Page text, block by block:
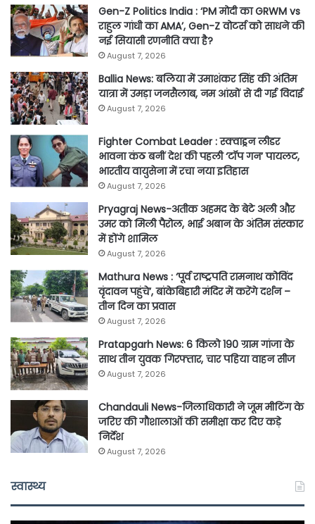
Gen-Z Politics India : ‘PM मोदी का GRWM vs
राहुल गांधी का AMA’, Gen-Z वोटर्स को साधने की
नई सियासी रणनीति क्या है?
August 7, 2026
Ballia News: बलिया में उमाशंकर सिंह की अंतिम
यात्रा में उमड़ा जनसैलाब, नम आंखों से दी गई विदाई
August 7, 2026
Fighter Combat Leader : स्क्वाड्रन लीडर
भावना कंठ बनीं देश की पहली ‘टॉप गन’ पायलट,
भारतीय वायुसेना में रचा नया इतिहास
August 7, 2026
Pryagraj News-अतीक अहमद के बेटे अली और
उमर को मिली पैरोल, भाई अबान के अंतिम संस्कार
में होंगे शामिल
August 7, 2026
Mathura News : ‘पूर्व राष्ट्रपति रामनाथ कोविंद
वृंदावन पहुंचे’, बांकेबिहारी मंदिर में करेंगे दर्शन –
तीन दिन का प्रवास
August 7, 2026
Pratapgarh News: 6 किलो 190 ग्राम गांजा के
साथ तीन युवक गिरफ्तार, चार पहिया वाहन सीज
August 7, 2026
Chandauli News-जिलाधिकारी ने जूम मीटिंग के
जरिए की गौशालाओं की समीक्षा कर दिए कड़े
निर्देश
August 7, 2026
स्वास्थ्य